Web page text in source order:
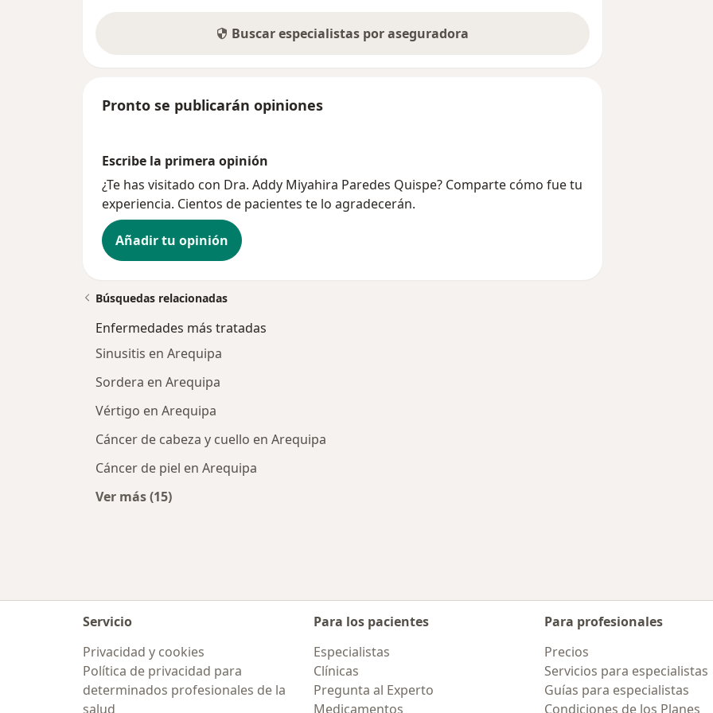
Buscar especialistas por aseguradora
Pronto se publicarán opiniones
Escribe la primera opinión
¿Te has visitado con Dra. Addy Miyahira Paredes Quispe? Comparte cómo fue tu
experiencia. Cientos de pacientes te lo agradecerán.
Añadir tu opinión
Búsquedas relacionadas
Enfermedades más tratadas
Sinusitis en Arequipa
Sordera en Arequipa
Vértigo en Arequipa
Cáncer de cabeza y cuello en Arequipa
Cáncer de piel en Arequipa
Ver más (15)
Servicio
Privacidad y cookies
Política de privacidad para
determinados profesionales de la
salud
Para los pacientes
Especialistas
Clínicas
Pregunta al Experto
Medicamentos
Para profesionales
Precios
Servicios para especialistas
Guías para especialistas
Condiciones de los Planes